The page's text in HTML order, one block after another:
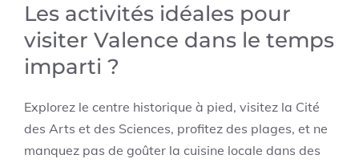
Les activités idéales pour
visiter Valence dans le temps
imparti ?
Explorez le centre historique à pied, visitez la Cité
des Arts et des Sciences, profitez des plages, et ne
manquez pas de goûter la cuisine locale dans des